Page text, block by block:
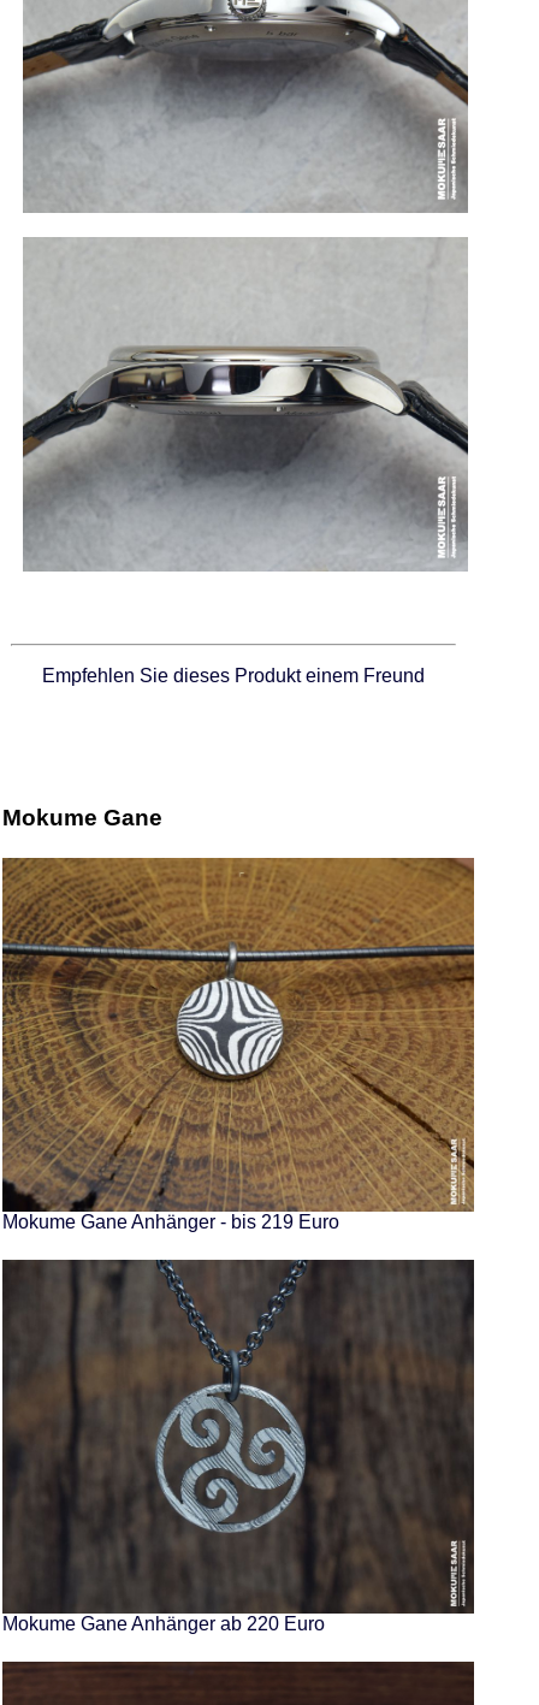
Empfehlen Sie dieses Produkt einem Freund
Mokume Gane
Mokume Gane Anhänger - bis 219 Euro
Mokume Gane Anhänger ab 220 Euro